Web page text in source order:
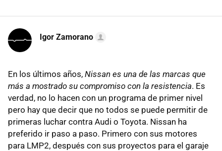
Igor Zamorano
En los últimos años, Nissan es una de las marcas que
más a mostrado su compromiso con la resistencia. Es
verdad, no lo hacen con un programa de primer nivel
pero hay que decir que no todos se puede permitir de
primeras luchar contra Audi o Toyota. Nissan ha
preferido ir paso a paso. Primero con sus motores
para LMP2, después con sus proyectos para el garaje